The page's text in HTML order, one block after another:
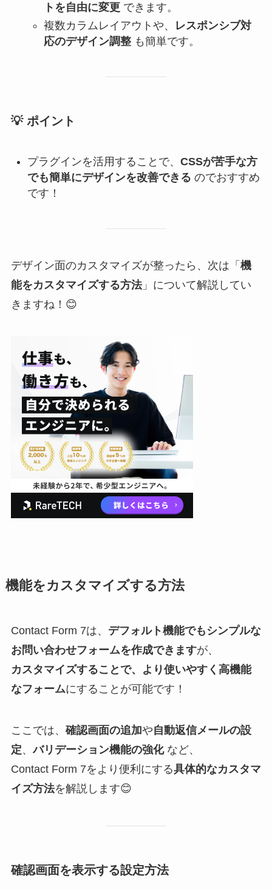
トを自由に変更できます。
複数カラムレイアウトや、
レスポンシブ対
応のデザイン調整も簡単です。
💡 ポイント
プラグインを活用することで、 CSSが苦手な方
でも簡単にデザインを改善できる のでおすすめ
です！
デザイン面のカスタマイズが整ったら、次は「 機
能をカスタマイズする方法」について解説してい
きますね！😊
機能をカスタマイズする方法
Contact Form 7は、 デフォルト機能でもシンプルな
お問い合わせフォームを作成できますが、
カスタマイズすることで、より使いやすく高機能
なフォームにすることが可能です！
ここでは、 確認画面の追加や自動返信メールの設
定、バリデーション機能の強化など、
Contact Form 7をより便利にする具体的なカスタマ
イズ方法を解説します😊
確認画面を表示する設定方法